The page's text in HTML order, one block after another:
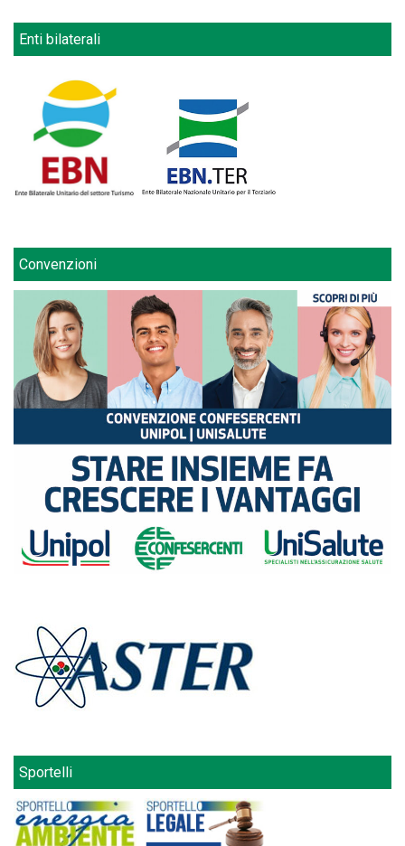
Enti bilaterali
Convenzioni
Sportelli